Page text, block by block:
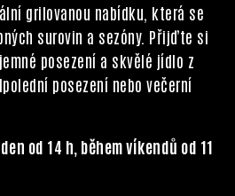
grilovanou nabídku, která se
surovin a sezóny. Přijďte si
posezení a skvělé jídlo z
posezení nebo večerní
od 14 h, během víkendů od 11